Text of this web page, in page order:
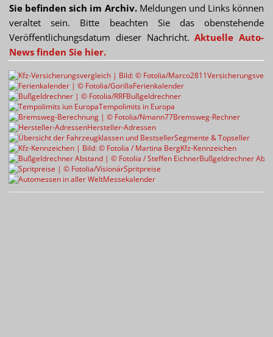
Sie befinden sich im Archiv.Meldungen und Links können
veraltet sein. Bitte beachten Sie das obenstehende
Veröffentlichungsdatum dieser Nachricht.Aktuelle Auto-
News finden Sie hier.
Ferienkalender
Bußgeldrechner
Tempolimits in Europa
Bremsweg-Rechner
Hersteller-Adressen
Segmente & Topseller
Kfz-Kennzeichen
Bußgeldrechner
Spritpreise
Messekalender